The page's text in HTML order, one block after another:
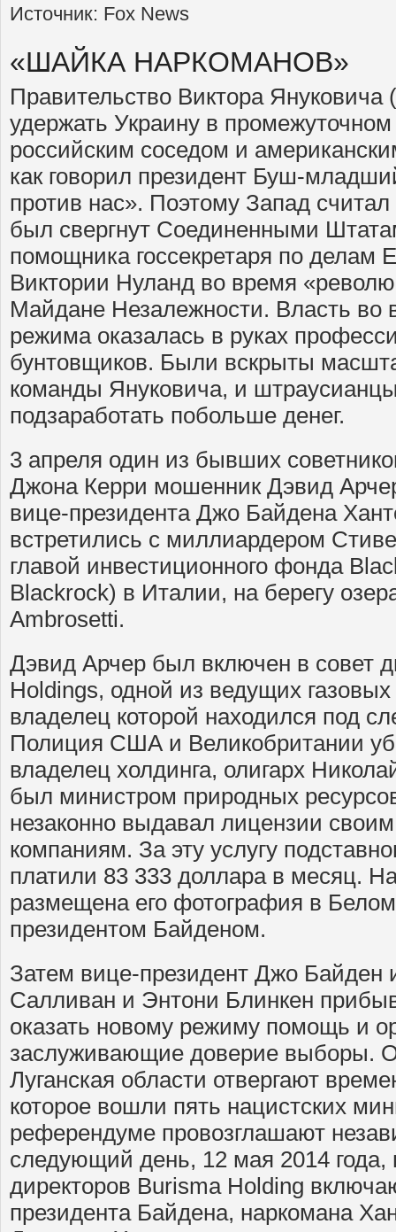
Источник: Fox News
«ШАЙКА НАРКОМАНОВ»
Правительство Виктора Януковича
удержать Украину в
российским соседом и
как говорил президент Буш-
против нас». Поэтому Запад
был свергнут Соединенными
помощника госсекретаря по делам
Виктории Нуланд во время
Майдане Незалежности. Власть во
режима оказалась в руках
бунтовщиков. Были вскрыты
команды Януковича, и
подзаработать побольше денег.
3 апреля один из бывших
Джона Керри мошенник Дэвид
вице-президента Джо Байдена
встретились с миллиардером
главой инвестиционного фонда
Blackrock) в Италии, на берегу
Ambrosetti.
Дэвид Арчер был включен в совет
Holdings, одной из ведущих
владелец которой находился под
Полиция США и Великобритании
владелец холдинга, олигарх
был министром природных
незаконно выдавал лицензии
компаниям. За эту услугу
платили 83 333 доллара в месяц.
размещена его фотография в
президентом Байденом.
Затем вице-президент Джо Байден
Салливан и Энтони Блинкен
оказать новому режиму помощь и
заслуживающие доверие выборы.
Луганская области отвергают
которое вошли пять нацистских
референдуме провозглашают
следующий день, 12 мая 2014 года,
директоров Burisma Holding
президента Байдена, наркомана